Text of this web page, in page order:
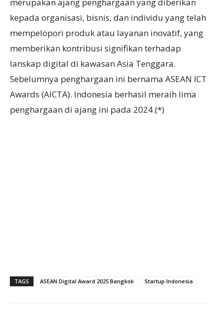
kepada organisasi, bisnis, dan individu yang telah
mempelopori produk atau layanan inovatif, yang
memberikan kontribusi signifikan terhadap
lanskap digital di kawasan Asia Tenggara.
Sebelumnya penghargaan ini bernama ASEAN ICT
Awards (AICTA). Indonesia berhasil meraih lima
penghargaan di ajang ini pada 2024.(*)
TAGS ASEAN Digital Award 2025 Bangkok Startup Indonesia